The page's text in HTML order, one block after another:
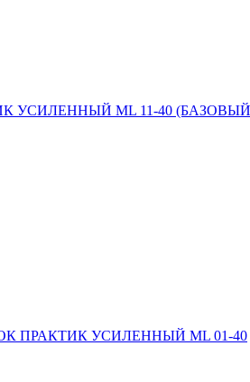
УСИЛЕННЫЙ ML 11-40
ПРАКТИК УСИЛЕННЫЙ ML 01-40